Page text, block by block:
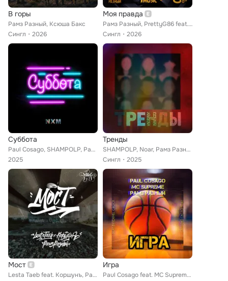
В горы
Рамз Разный, Ксюша Бакс
Сингл
2026
Моя правда
Рамз Разный, PrettyG86 feat. 7blockmusic
Сингл
2026
Суббота
Paul Cosago, SHAMPOLP, Рамз Разный, Uzi Lock 23, Noar, Moar
2025
Тренды
SHAMPOLP, Noar, Рамз Разный
Сингл
2025
Мост
Lesta Taeb feat. Коршунъ, Рамз разный
Игра
Paul Cosago feat. MC Supreme, Рамз Разный